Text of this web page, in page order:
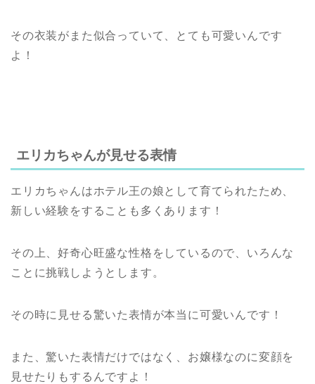
その衣装がまた似合っていて、とても可愛いんです
よ！
エリカちゃんが見せる表情
エリカちゃんはホテル王の娘として育てられたため、
新しい経験をすることも多くあります！
その上、好奇心旺盛な性格をしているので、いろんな
ことに挑戦しようとします。
その時に見せる驚いた表情が本当に可愛いんです！
また、驚いた表情だけではなく、お嬢様なのに変顔を
見せたりもするんですよ！